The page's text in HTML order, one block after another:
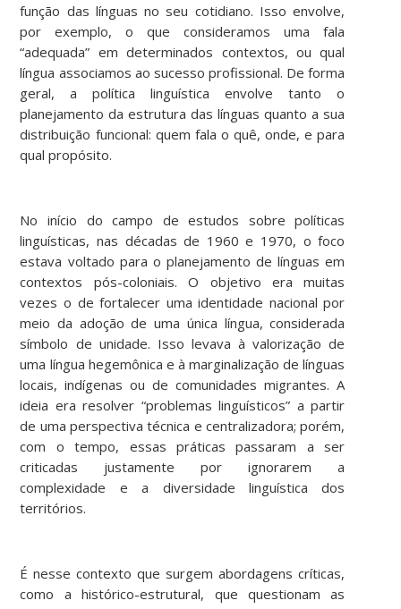
função das línguas no seu cotidiano. Isso envolve,
por exemplo, o que consideramos uma fala
“adequada” em determinados contextos, ou qual
língua associamos ao sucesso profissional. De forma
geral, a política linguística envolve tanto o
planejamento da estrutura das línguas quanto a sua
distribuição funcional: quem fala o quê, onde, e para
qual propósito.
No início do campo de estudos sobre políticas
linguísticas, nas décadas de 1960 e 1970, o foco
estava voltado para o planejamento de línguas em
contextos pós-coloniais. O objetivo era muitas
vezes o de fortalecer uma identidade nacional por
meio da adoção de uma única língua, considerada
símbolo de unidade. Isso levava à valorização de
uma língua hegemônica e à marginalização de línguas
locais, indígenas ou de comunidades migrantes. A
ideia era resolver “problemas linguísticos” a partir
de uma perspectiva técnica e centralizadora; porém,
com o tempo, essas práticas passaram a ser
criticadas justamente por ignorarem a
complexidade e a diversidade linguística dos
territórios.
É nesse contexto que surgem abordagens críticas,
como a histórico-estrutural, que questionam as